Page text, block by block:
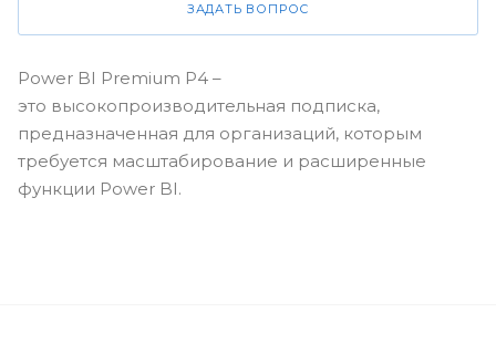
ЗАДАТЬ ВОПРОС
Power BI Premium P4 –
это высокопроизводительная подписка,
предназначенная для организаций, которым
требуется масштабирование и расширенные
функции Power BI.